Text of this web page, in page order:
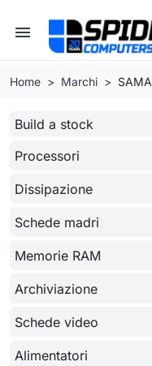
menu
Home Marchi SAMA
Build a stock
Processori
Dissipazione
Schede madri
Memorie RAM
Archiviazione
Schede video
Alimentatori